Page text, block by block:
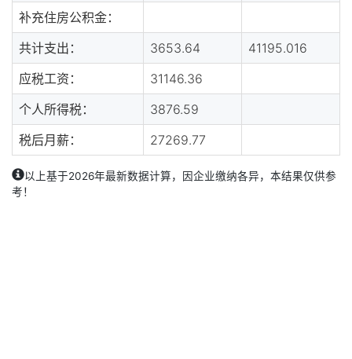
补充住房公积金：
共计支出：
3653.64
41195.016
应税工资：
31146.36
个人所得税：
3876.59
税后月薪：
27269.77
以上基于2026年最新数据计算，因企业缴纳各异，本结果仅供参
考！